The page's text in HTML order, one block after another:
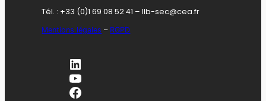
Tél. : +33 (0)1 69 08 52 41 – llb-sec@cea.fr
Mentions légales – RGPD
LinkedIn
YouTube
Facebook